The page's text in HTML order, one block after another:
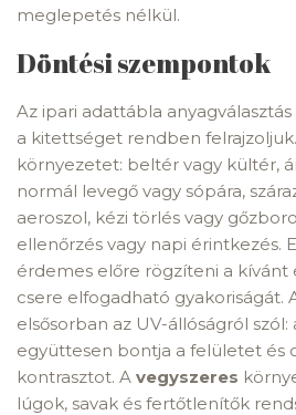
meglepetés nélkül.
Döntési szempontok
Az ipari adattábla
a kitettséget rendben
környezetet: beltér vagy kültér,
normál levegő vagy sópára,
aeroszol, kézi törlés vagy
ellenőrzés vagy napi érintkezés.
érdemes előre rögzíteni a
csere elfogadható gyakoriságát.
elsősorban az UV-állóságról
együttesen bontja a felületet és
kontrasztot. A vegyszeres
lúgok, savak és fertőtlenítők